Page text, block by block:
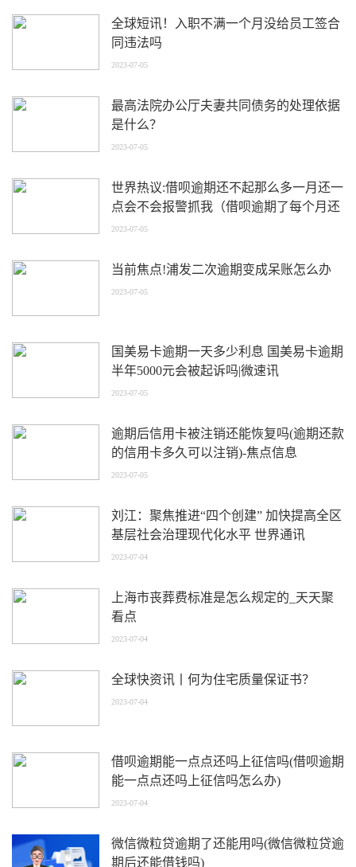
全球短讯！入职不满一个月没给员工签合
同违法吗
2023-07-05
最高法院办公厅夫妻共同债务的处理依据
是什么？
2023-07-05
世界热议:借呗逾期还不起那么多一月还一
点会不会报警抓我（借呗逾期了每个月还
个一千正常吗）
2023-07-05
当前焦点!浦发二次逾期变成呆账怎么办
2023-07-05
国美易卡逾期一天多少利息 国美易卡逾期
半年5000元会被起诉吗|微速讯
2023-07-05
逾期后信用卡被注销还能恢复吗(逾期还款
的信用卡多久可以注销)-焦点信息
2023-07-05
刘江：聚焦推进“四个创建” 加快提高全区
基层社会治理现代化水平 世界通讯
2023-07-04
上海市丧葬费标准是怎么规定的_天天聚
看点
2023-07-04
全球快资讯丨何为住宅质量保证书？
2023-07-04
借呗逾期能一点点还吗上征信吗(借呗逾期
能一点点还吗上征信吗怎么办)
2023-07-04
微信微粒贷逾期了还能用吗(微信微粒贷逾
期后还能借钱吗)